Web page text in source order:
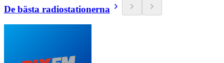
De bästa radiostationerna